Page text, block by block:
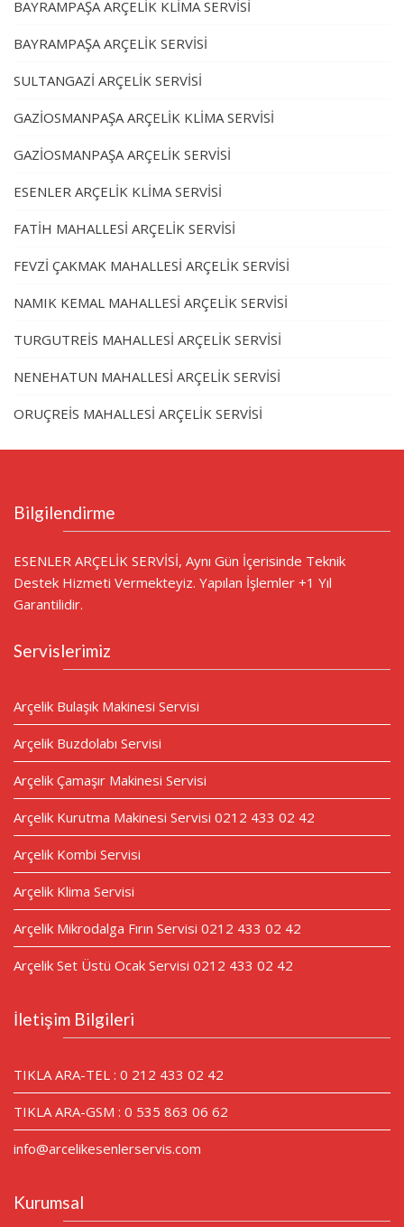
BAYRAMPAŞA ARÇELİK KLİMA SERVİSİ
BAYRAMPAŞA ARÇELİK SERVİSİ
SULTANGAZİ ARÇELİK SERVİSİ
GAZİOSMANPAŞA ARÇELİK KLİMA SERVİSİ
GAZİOSMANPAŞA ARÇELİK SERVİSİ
ESENLER ARÇELİK KLİMA SERVİSİ
FATİH MAHALLESİ ARÇELİK SERVİSİ
FEVZİ ÇAKMAK MAHALLESİ ARÇELİK SERVİSİ
NAMIK KEMAL MAHALLESİ ARÇELİK SERVİSİ
TURGUTREİS MAHALLESİ ARÇELİK SERVİSİ
NENEHATUN MAHALLESİ ARÇELİK SERVİSİ
ORUÇREİS MAHALLESİ ARÇELİK SERVİSİ
Bilgilendirme
ESENLER ARÇELİK SERVİSİ, Aynı Gün İçerisinde Teknik
Destek Hizmeti Vermekteyiz. Yapılan İşlemler +1 Yıl
Garantilidir.
Servislerimiz
Arçelik Bulaşık Makinesi Servisi
Arçelik Buzdolabı Servisi
Arçelik Çamaşır Makinesi Servisi
Arçelik Kurutma Makinesi Servisi 0212 433 02 42
Arçelik Kombi Servisi
Arçelik Klima Servisi
Arçelik Mikrodalga Fırın Servisi 0212 433 02 42
Arçelik Set Üstü Ocak Servisi 0212 433 02 42
İletişim Bilgileri
TIKLA ARA-TEL : 0 212 433 02 42
TIKLA ARA-GSM : 0 535 863 06 62
info@arcelikesenlerservis.com
Kurumsal